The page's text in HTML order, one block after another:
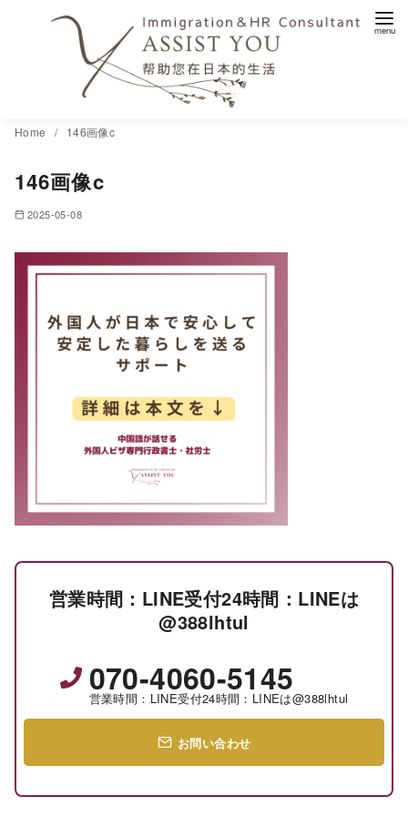
Home 146画像c
146画像c
2025-05-08
営業時間：LINE受付24時間：LINEは
@388lhtul
070-4060-5145
営業時間：LINE受付24時間：LINEは@388lhtul
お問い合わせ